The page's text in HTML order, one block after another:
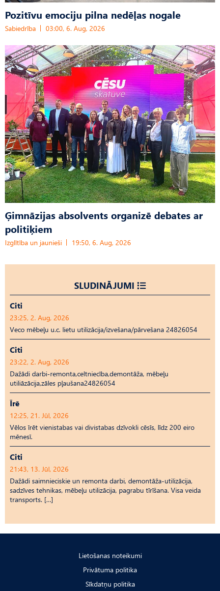
Pozitīvu emociju pilna nedēļas nogale
Sabiedrība 03:00, 6. Aug, 2026
Ģimnāzijas absolvents organizē debates ar
politiķiem
Izglītība un jaunieši 19:50, 6. Aug, 2026
SLUDINĀJUMI
Citi
23:25, 2. Aug, 2026
Veco mēbeļu u.c. lietu utilizācija/izvešana/pārvešana 24826054
Citi
23:22, 2. Aug, 2026
Dažādi darbi-remonta,celtniecība,demontāža, mēbeļu
utiliāzācija,zāles pļaušana24826054
Īrē
12:25, 21. Jūl, 2026
Vēlos īrēt vienistabas vai divistabas dzīvokli cēsīs, līdz 200 eiro
mēnesī.
Citi
21:43, 13. Jūl, 2026
Dažādi saimnieciskie un remonta darbi, demontāža-utilizācija,
sadzīves tehnikas, mēbeļu utilizācija, pagrabu tīrīšana. Visa veida
transports. […]
Lietošanas noteikumi
Privātuma politika
Sīkdatņu politika